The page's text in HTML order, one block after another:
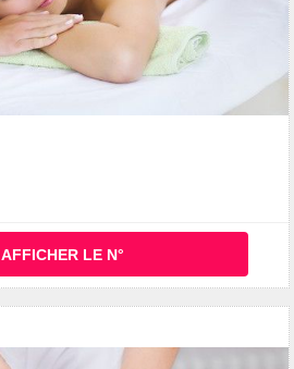
AFFICHER LE N°